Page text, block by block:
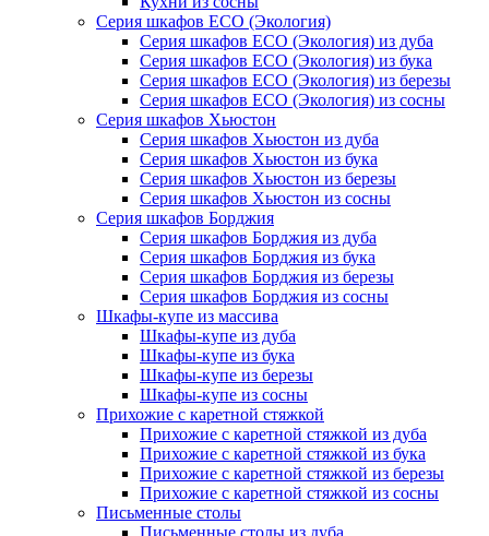
Серия шкафов ECO (Экология)
Серия шкафов ECO (Экология) из дуба
Серия шкафов ECO (Экология) из бука
Серия шкафов ECO (Экология) из березы
Серия шкафов ECO (Экология) из сосны
Серия шкафов Хьюстон
Серия шкафов Хьюстон из дуба
Серия шкафов Хьюстон из бука
Серия шкафов Хьюстон из березы
Серия шкафов Хьюстон из сосны
Серия шкафов Борджия
Серия шкафов Борджия из дуба
Серия шкафов Борджия из бука
Серия шкафов Борджия из березы
Серия шкафов Борджия из сосны
Шкафы-купе из массива
Шкафы-купе из дуба
Шкафы-купе из бука
Шкафы-купе из березы
Шкафы-купе из сосны
Прихожие с каретной стяжкой
Прихожие с каретной стяжкой из дуба
Прихожие с каретной стяжкой из бука
Прихожие с каретной стяжкой из березы
Прихожие с каретной стяжкой из сосны
Письменные столы
Письменные столы из дуба